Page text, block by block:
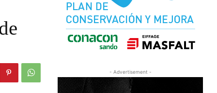
- Advertisement -